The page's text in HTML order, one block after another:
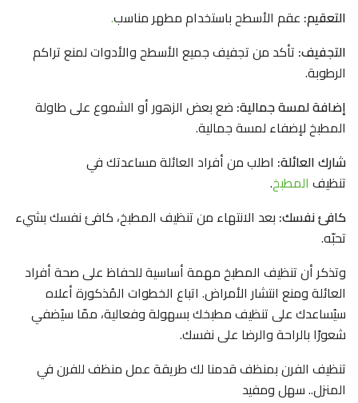
التعقيم: عقم الأسطح باستخدام مطهر مناسب.
التجفيف: تأكد من تجفيف جميع الأسطح والأدوات لمنع تراكم
الرطوبة.
إضافة لمسة جمالية: ضع بعض الزهور أو الشموع على طاولة
المطبخ لإضفاء لمسة جمالية.
شارك العائلة: اطلب من أفراد العائلة مساعدتك في
تنظيف المطبخ.
كافئ نفسك: بعد الانتهاء من تنظيف المطبخ، كافئ نفسك بشيء
تحبّه.
وتذكر أن تنظيف المطبخ مهمة أساسية للحفاظ على صحة أفراد
العائلة ومنع انتشار الأمراض. اتباع الخطوات المُذكورة أعلاه
سيُساعدك على تنظيف مطبخك بسهولة وفعالية، ممّا سيُضفي
شعورًا بالراحة والرضا على نفسك.
تنظيف الفرن بمنظف قدمنا لك طريقة عمل منظف للفرن في
المنزل.. سهل ومفيد